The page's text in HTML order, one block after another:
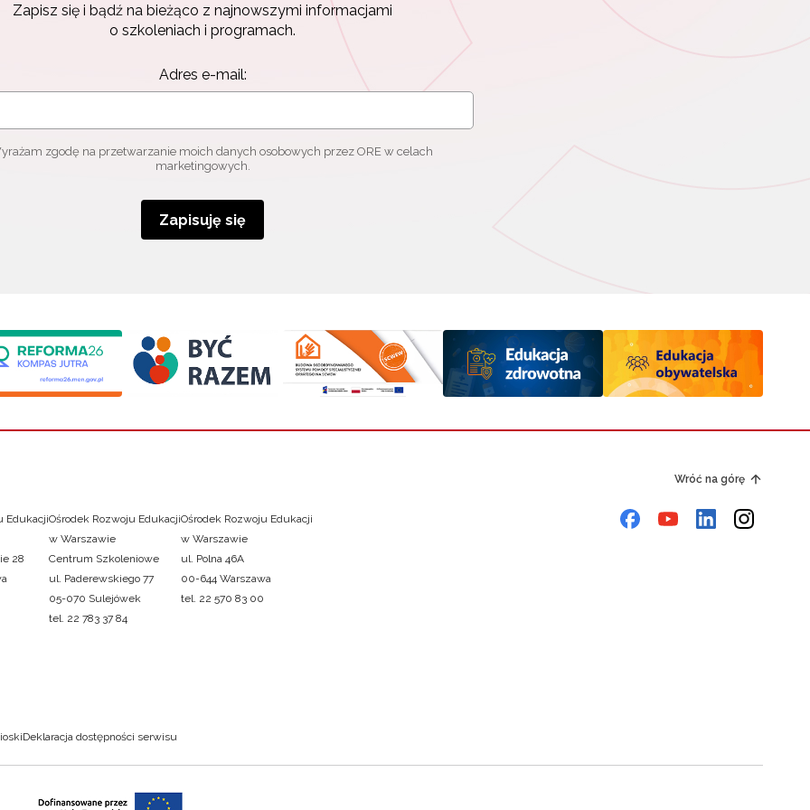
Zapisz się i bądź na bieżąco z najnowszymi informacjami
o szkoleniach i programach.
Adres e-mail:
zgodę na przetwarzanie moich danych osobowych przez ORE w celach
marketingowych.
Zapisuję się
Wróć na górę
Edukacji
28
Ośrodek Rozwoju Edukacji
w Warszawie
Centrum Szkoleniowe
ul. Paderewskiego 77
05-070 Sulejówek
tel. 22 783 37 84
Ośrodek Rozwoju Edukacji
w Warszawie
ul. Polna 46A
00-644 Warszawa
tel. 22 570 83 00
Deklaracja dostępności serwisu